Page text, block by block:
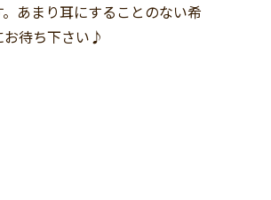
あまり耳にすることのない希
お待ち下さい♪